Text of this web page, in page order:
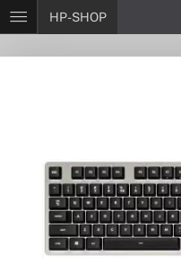
HP-SHOP